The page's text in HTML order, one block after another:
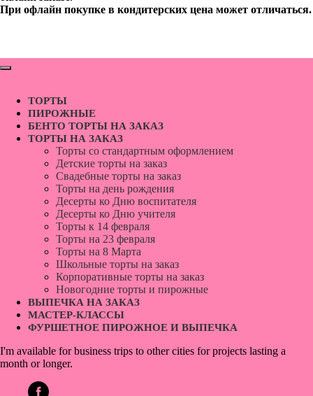
При офлайн покупке в кондитерских цена может отличаться.
ТОРТЫ
ПИРОЖНЫЕ
БЕНТО ТОРТЫ НА ЗАКАЗ
ТОРТЫ НА ЗАКАЗ
Торты со стандартным оформлением
Детские торты на заказ
Свадебные торты на заказ
Торты на день рождения
Десерты ко Дню воспитателя
Десерты ко Дню учителя
Торты к 14 февраля
Торты на 23 февраля
Торты на 8 Марта
Школьные торты на заказ
Корпоративные торты на заказ
Новогодние торты и пирожные
ВЫПЕЧКА НА ЗАКАЗ
МАСТЕР-КЛАССЫ
ФУРШЕТНОЕ ПИРОЖНОЕ И ВЫПЕЧКА
I'm available for business trips to other cities for projects lasting a
month or longer.